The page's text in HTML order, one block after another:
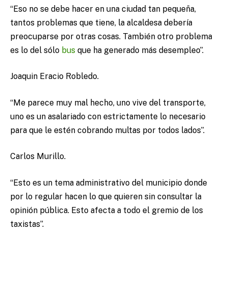
“Eso no se debe hacer en una ciudad tan pequeña,
tantos problemas que tiene, la alcaldesa debería
preocuparse por otras cosas. También otro problema
es lo del sólo bus que ha generado más desempleo”.
Joaquin Eracio Robledo.
“Me parece muy mal hecho, uno vive del transporte,
uno es un asalariado con estrictamente lo necesario
para que le estén cobrando multas por todos lados”.
Carlos Murillo.
“Esto es un tema administrativo del municipio donde
por lo regular hacen lo que quieren sin consultar la
opinión pública. Esto afecta a todo el gremio de los
taxistas”.